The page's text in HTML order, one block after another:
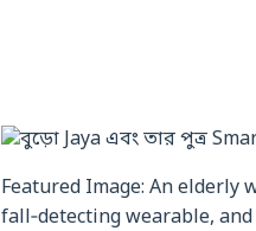
Featured Image: An elderly
fall‑detecting wearable,